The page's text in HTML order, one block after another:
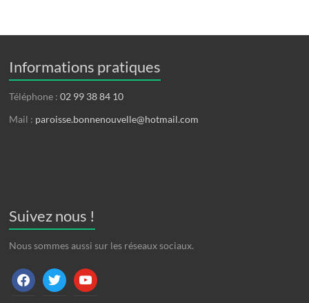
Informations pratiques
Téléphone :02 99 38 84 10
Mail : paroisse.bonnenouvelle@hotmail.com
Suivez nous !
Nous sommes aussi sur les réseaux sociaux.
facebooktwitter youtube